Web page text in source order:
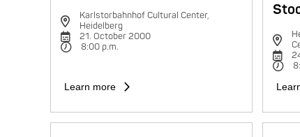
Karlstorbahnhof Cultural Center,
Heidelberg
21. October 2000
8:00 p.m.
Learn more